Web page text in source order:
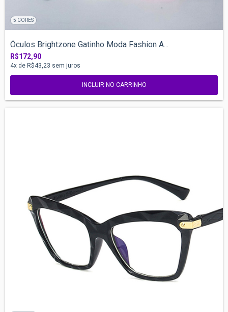
5 CORES
Óculos Brightzone Gatinho Moda Fashion A...
R$172,90
4x de R$43,23 sem juros
INCLUIR NO CARRINHO